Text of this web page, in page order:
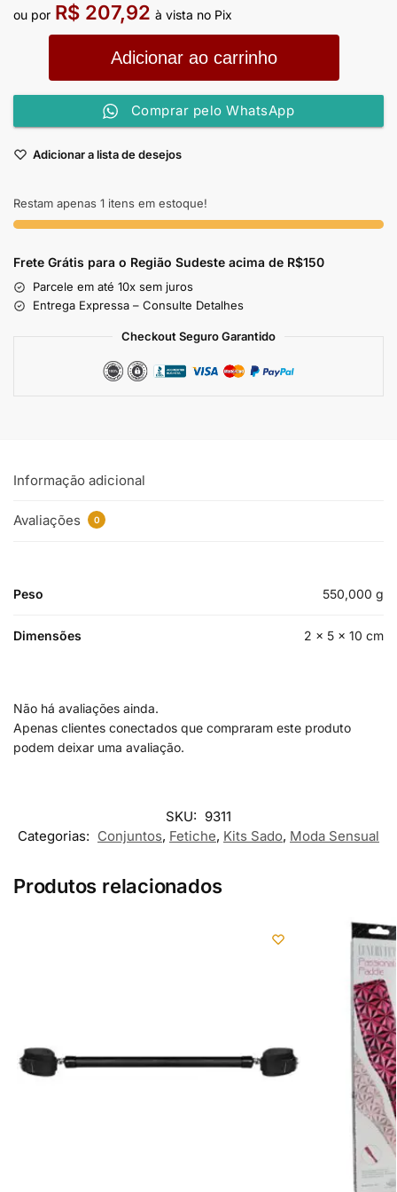
ou por R$ 207,92 à vista no Pix
Adicionar ao carrinho
Comprar pelo WhatsApp
Adicionar a lista de desejos
Restam apenas 1 itens em estoque!
Frete Grátis para o Região Sudeste acima de R$150
Parcele em até 10x sem juros
Entrega Expressa – Consulte Detalhes
Checkout Seguro Garantido
Informação adicional
Avaliações 0
Peso 550,000 g
Dimensões 2 × 5 × 10 cm
Não há avaliações ainda.
Apenas clientes conectados que compraram este produto
podem deixar uma avaliação.
SKU: 9311
Categorias: Conjuntos, Fetiche, Kits Sado, Moda Sensual
Produtos relacionados